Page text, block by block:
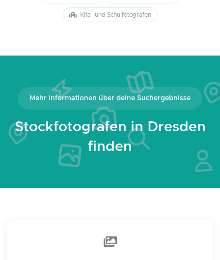
Kita- und Schulfotografen
Mehr Informationen über deine Suchergebnisse
Stockfotografen in Dresden
finden